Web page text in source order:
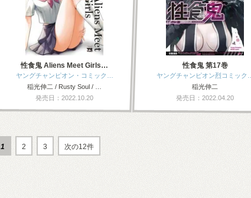
性食鬼 Aliens Meet Girls…
ヤングチャンピオン・コミック…
稲光伸二 / Rusty Soul / …
発売日：2022.10.20
性食鬼 第17巻
ヤングチャンピオン烈コミック…
稲光伸二
発売日：2022.04.20
1 2 3 次の12件